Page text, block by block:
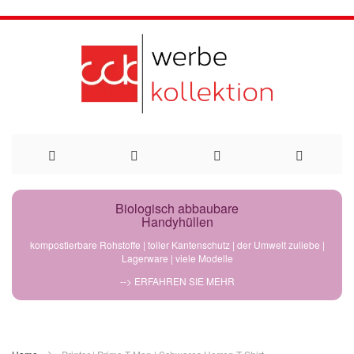
Direkt
Biologisch abbaubare
Handyhüllen
kompostierbare Rohstoffe | toller Kantenschutz | der Umwelt zuliebe |
Lagerware | viele Modelle
--> ERFAHREN SIE MEHR